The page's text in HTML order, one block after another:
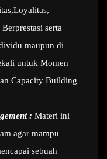
serta
maupun di
untuk Momen
Capacity Building
: Materi ini
agar mampu
sebuah